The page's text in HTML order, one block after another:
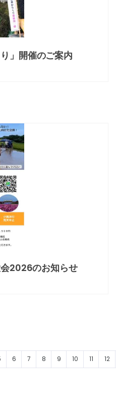
」開催のご案内
2026のお知らせ
6 7 8 9 10 11 12